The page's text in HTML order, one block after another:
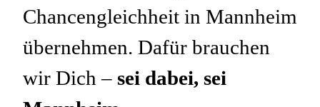
Chancengleichheit in Mannheim
übernehmen. Dafür brauchen
wir Dich –sei dabei, sei